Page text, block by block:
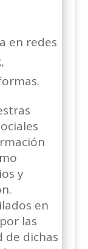
en redes
y
en
las
de dichas